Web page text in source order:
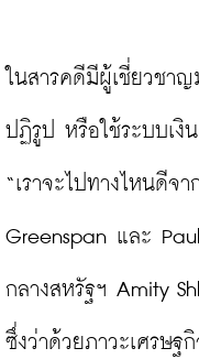
ในสารคดีมีผู้เชี่ยวชา
ปฏิรูป หรือใช้ระบบเงิ
“เราจะไปทางไหนดี
Greenspan และ
กลางสหรัฐฯ Amity
ซึ่งว่าด้วยภาวะเศรษ